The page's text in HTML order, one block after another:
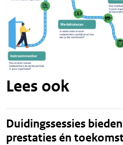
Lees ook
Duidingssessies
prestaties én